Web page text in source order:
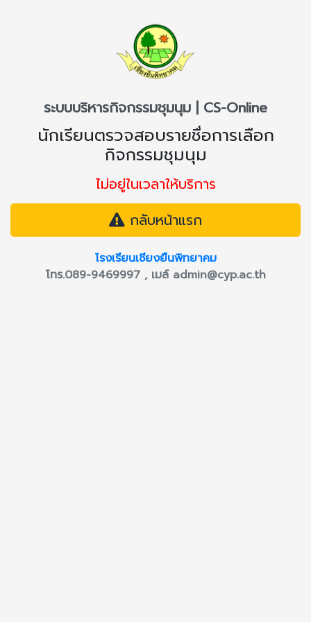
ระบบบริหารกิจกรรมชุมนุม | CS-Online
นักเรียนตรวจสอบรายชื่อการเลือก
กิจกรรมชุมนุม
ไม่อยู่ในเวลาให้บริการ
กลับหน้าแรก
โรงเรียนเชียงยืนพิทยาคม
โทร.089-9469997 , เมล์ admin@cyp.ac.th